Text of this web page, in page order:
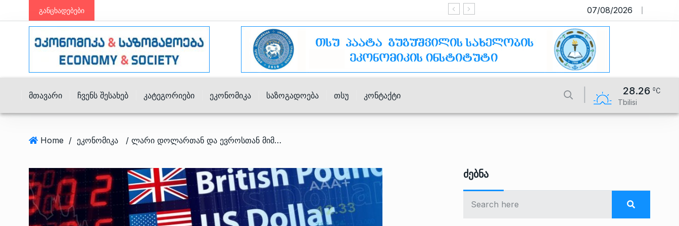
განცხადებები საიტი მუშაობს სატესტო რეჟიმში
07/08/2026
Მთავარი Ჩვენს Შესახებ Კატეგორიები Ეკონომიკა Საზოგადოება Თსუ Კონტაქტი 28.26
Tbilisi
Home / ეკონომიკა / ლარი დოლართან და ევროსთან მიმართებით გამყარდა
Ძებნა